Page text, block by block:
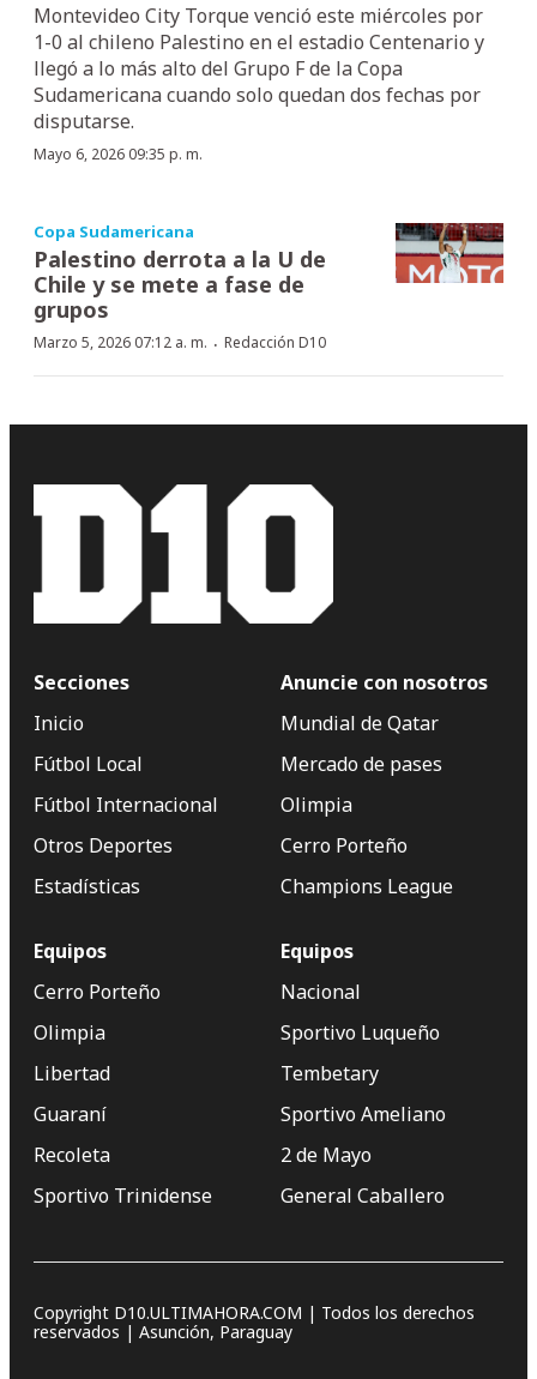
Montevideo City Torque venció este miércoles por
1-0 al chileno Palestino en el estadio Centenario y
llegó a lo más alto del Grupo F de la Copa
Sudamericana cuando solo quedan dos fechas por
disputarse.
Mayo 6, 2026 09:35 p. m.
Copa Sudamericana
Palestino derrota a la U de
Chile y se mete a fase de
grupos
Marzo 5, 2026 07:12 a. m. · Redacción D10
Secciones
Inicio
Fútbol Local
Fútbol Internacional
Otros Deportes
Estadísticas
Anuncie con nosotros
Mundial de Qatar
Mercado de pases
Olimpia
Cerro Porteño
Champions League
Equipos
Cerro Porteño
Olimpia
Libertad
Guaraní
Recoleta
Sportivo Trinidense
Equipos
Nacional
Sportivo Luqueño
Tembetary
Sportivo Ameliano
2 de Mayo
General Caballero
Copyright D10.ULTIMAHORA.COM | Todos los derechos
reservados | Asunción, Paraguay